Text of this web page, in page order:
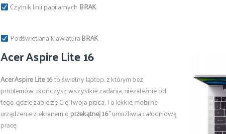
Czytnik linii papilarnych BRAK
Podświetlana klawiatura BRAK
Acer Aspire Lite 16
Acer Aspire Lite 16to świetny laptop, z którym bez
problemów ukończysz wszystkie zadania, niezależnie od
tego, gdzie zabierze Cię Twoja praca. To lekkie, mobilne
urządzenie z ekranem o przekątnej 16”umożliwia całodniową
pracę.